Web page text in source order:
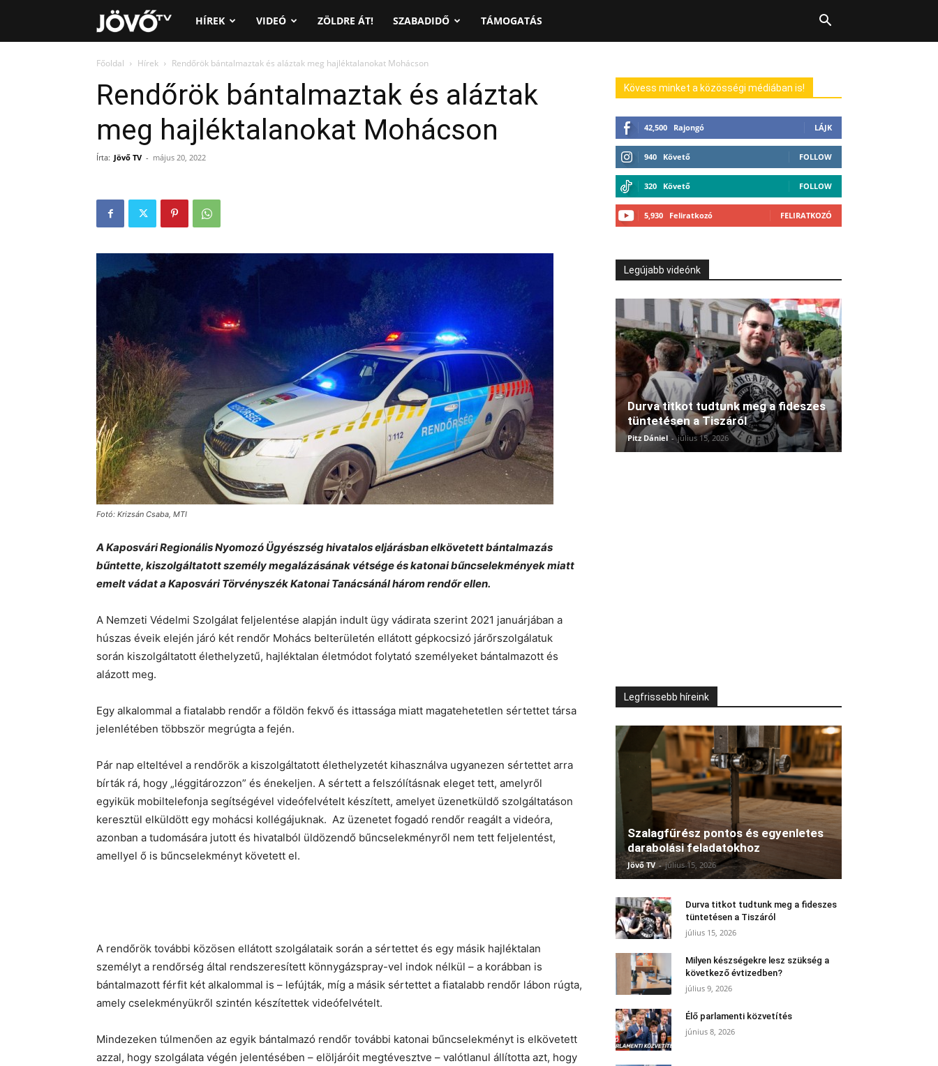
Jövő
TV
HÍREK VIDEÓ ZÖLDRE ÁT! SZABADIDŐ TÁMOGATÁS
Főoldal Hírek Rendőrök bántalmaztak és aláztak meg hajléktalanokat Mohácson
Rendőrök bántalmaztak és aláztak
meg hajléktalanokat Mohácson
Írta: Jövő TV - május 20, 2022
Fotó: Krizsán Csaba, MTI
A Kaposvári Regionális Nyomozó Ügyészség hivatalos eljárásban elkövetett bántalmazás
bűntette, kiszolgáltatott személy megalázásának vétsége és katonai bűncselekmények miatt
emelt vádat a Kaposvári Törvényszék Katonai Tanácsánál három rendőr ellen.
A Nemzeti Védelmi Szolgálat feljelentése alapján indult ügy vádirata szerint 2021 januárjában a
húszas éveik elején járó két rendőr Mohács belterületén ellátott gépkocsizó járőrszolgálatuk
során kiszolgáltatott élethelyzetű, hajléktalan életmódot folytató személyeket bántalmazott és
alázott meg.
Egy alkalommal a fiatalabb rendőr a földön fekvő és ittassága miatt magatehetetlen sértettet társa
jelenlétében többször megrúgta a fején.
Pár nap elteltével a rendőrök a kiszolgáltatott élethelyzetét kihasználva ugyanezen sértettet arra
bírták rá, hogy „léggitározzon” és énekeljen. A sértett a felszólításnak eleget tett, amelyről
egyikük mobiltelefonja segítségével videófelvételt készített, amelyet üzenetküldő szolgáltatáson
keresztül elküldött egy mohácsi kollégájuknak. Az üzenetet fogadó rendőr reagált a videóra,
azonban a tudomására jutott és hivatalból üldözendő bűncselekményről nem tett feljelentést,
amellyel ő is bűncselekményt követett el.
A rendőrök további közösen ellátott szolgálataik során a sértettet és egy másik hajléktalan
személyt a rendőrség által rendszeresített könnygázspray-vel indok nélkül – a korábban is
bántalmazott férfit két alkalommal is – lefújták, míg a másik sértettet a fiatalabb rendőr lábon rúgta,
amely cselekményükről szintén készítettek videófelvételt.
Mindezeken túlmenően az egyik bántalmazó rendőr további katonai bűncselekményt is elkövetett
azzal, hogy szolgálata végén jelentésében – elöljáróit megtévesztve – valótlanul állította azt, hogy
Kövess minket a közösségi médiában is!
42,500 Rajongó LÁJK
940 Követő FOLLOW
320 Követő FOLLOW
5,930 Feliratkozó FELIRATKOZÓ
Legújabb videónk
Durva titkot tudtunk meg a fideszes
tüntetésen a Tiszáról
Pitz Dániel - július 15, 2026
Legfrissebb híreink
Szalagfűrész pontos és egyenletes
darabolási feladatokhoz
Jövő TV - július 15, 2026
Durva titkot tudtunk meg a fideszes
tüntetésen a Tiszáról
július 15, 2026
Milyen készségekre lesz szükség a
következő évtizedben?
július 9, 2026
Élő parlamenti közvetítés
június 8, 2026